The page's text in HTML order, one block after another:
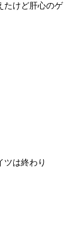
たけど肝心のゲ
ツは終わり